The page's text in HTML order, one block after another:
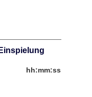
hh:mm:ss